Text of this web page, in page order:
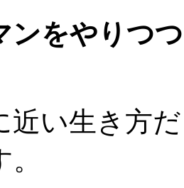
ンをやりつ
近い生き方